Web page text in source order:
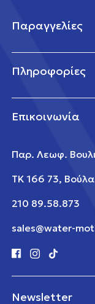
Παραγγελίες
Πληροφορίες
Επικοινωνία
Παρ. Λεωφ.
ΤΚ 166 73, Βούλα
210 89.58.873
sales@water-
Newsletter